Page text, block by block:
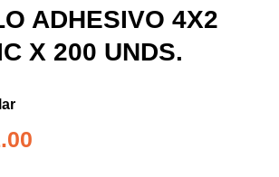
ADHESIVO 4X2
X 200 UNDS.